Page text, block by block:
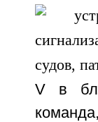
V в